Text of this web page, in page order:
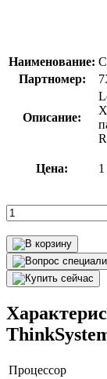
Наименование:
Партномер:
Описание:
Цена:
Процессор